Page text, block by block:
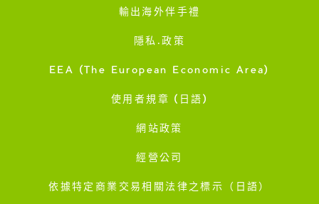
輸出海外伴手禮
隱私·政策
EEA (The European Economic Area)
使用者規章 (日語)
網站政策
經營公司
依據特定商業交易相關法律之標示（日語）